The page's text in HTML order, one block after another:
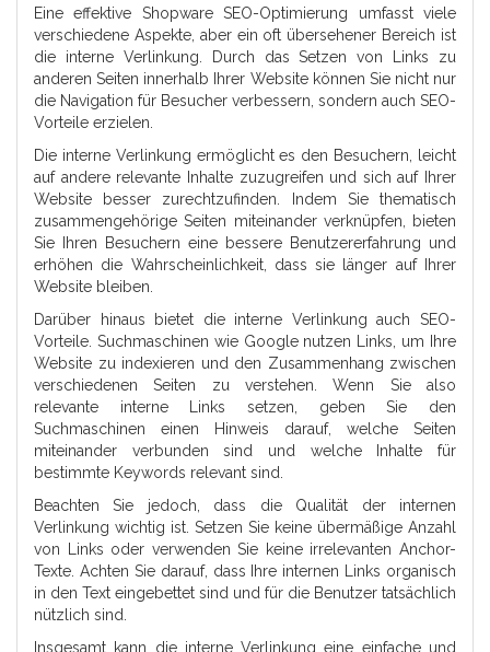
Eine effektive Shopware SEO-Optimierung umfasst viele
verschiedene Aspekte, aber ein oft übersehener Bereich ist
die interne Verlinkung. Durch das Setzen von Links zu
anderen Seiten innerhalb Ihrer Website können Sie nicht nur
die Navigation für Besucher verbessern, sondern auch SEO-
Vorteile erzielen.
Die interne Verlinkung ermöglicht es den Besuchern, leicht
auf andere relevante Inhalte zuzugreifen und sich auf Ihrer
Website besser zurechtzufinden. Indem Sie thematisch
zusammengehörige Seiten miteinander verknüpfen, bieten
Sie Ihren Besuchern eine bessere Benutzererfahrung und
erhöhen die Wahrscheinlichkeit, dass sie länger auf Ihrer
Website bleiben.
Darüber hinaus bietet die interne Verlinkung auch SEO-
Vorteile. Suchmaschinen wie Google nutzen Links, um Ihre
Website zu indexieren und den Zusammenhang zwischen
verschiedenen Seiten zu verstehen. Wenn Sie also
relevante interne Links setzen, geben Sie den
Suchmaschinen einen Hinweis darauf, welche Seiten
miteinander verbunden sind und welche Inhalte für
bestimmte Keywords relevant sind.
Beachten Sie jedoch, dass die Qualität der internen
Verlinkung wichtig ist. Setzen Sie keine übermäßige Anzahl
von Links oder verwenden Sie keine irrelevanten Anchor-
Texte. Achten Sie darauf, dass Ihre internen Links organisch
in den Text eingebettet sind und für die Benutzer tatsächlich
nützlich sind.
Insgesamt kann die interne Verlinkung eine einfache und